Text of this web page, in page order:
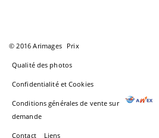
© 2016 Arimages Prix
Qualité des photos
Confidentialité et Cookies
Conditions générales de vente sur
demande
Contact Liens